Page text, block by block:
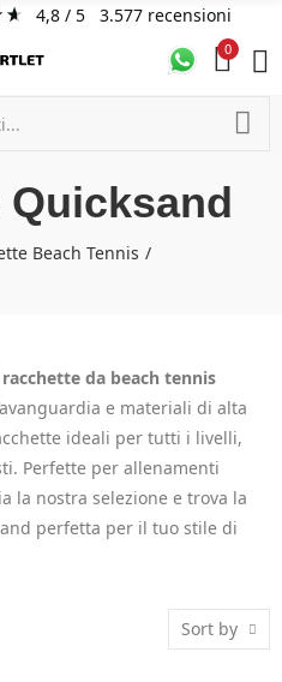
4,8/ 5 3.577 recensioni
0
Quicksand
Beach Tennis
da beach tennis
e materiali di alta
ideali per tutti i livelli,
Perfette per allenamenti
la nostra selezione e trova la
perfetta per il tuo stile di
Sort by